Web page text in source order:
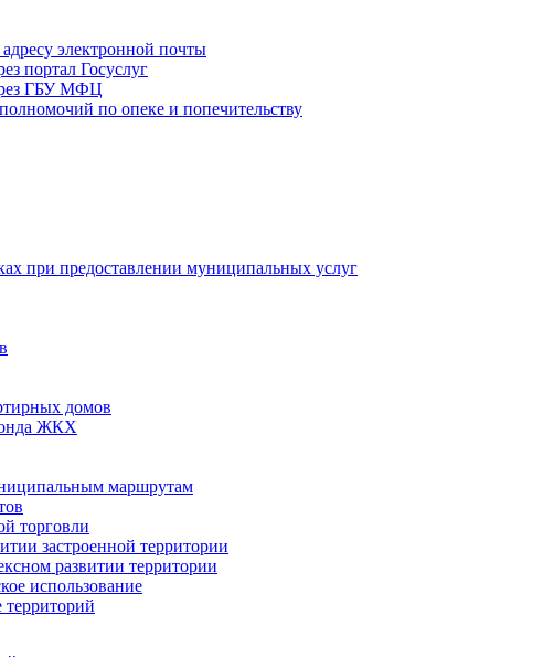
электронной почты
портал Госуслуг
ГБУ МФЦ
по опеке и попечительству
при предоставлении муниципальных услуг
домов
ЖКХ
маршрутам
торговли
застроенной территории
развитии территории
использование
территорий